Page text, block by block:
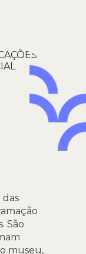
das
São
museu,